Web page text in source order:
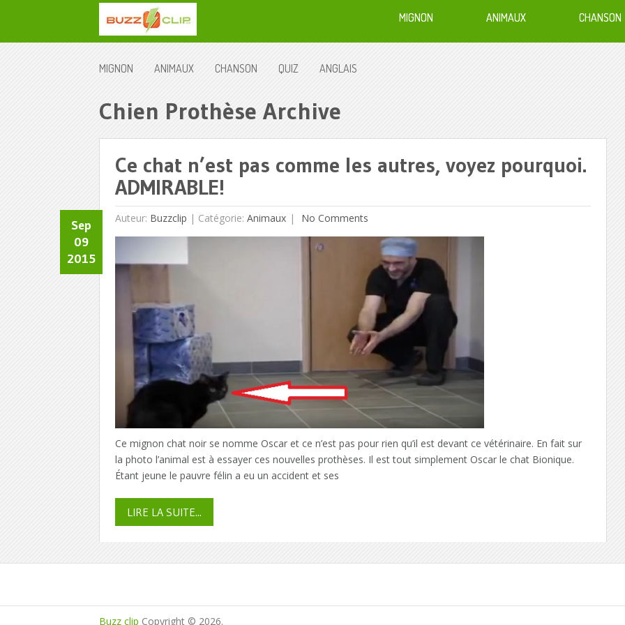
MIGNON ANIMAUX CHANSON
MIGNON ANIMAUX CHANSON QUIZ ANGLAIS
Chien Prothèse Archive
Ce chat n’est pas comme les autres, voyez pourquoi.
ADMIRABLE!
Auteur: Buzzclip |
Sep
09
2015
Catégorie: Animaux No Comments
Ce mignon chat noir se nomme Oscar et ce n’est pas pour rien qu’il est devant ce vétérinaire. En fait sur
la photo l’animal est à essayer ces nouvelles prothèses. Il est tout simplement Oscar le chat Bionique.
Étant jeune le pauvre félin a eu un accident et ses
LIRE LA SUITE...
Buzz clip Copyright © 2026.